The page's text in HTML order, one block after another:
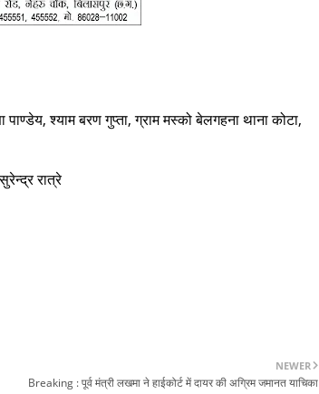
श्याम बरण गुप्ता, ग्राम मस्को बेलगहना थाना कोटा,
रात्रे
NEWER
Breaking : पूर्व मंत्री लखमा ने हाईकोर्ट में दायर की अग्रिम जमानत याचिका